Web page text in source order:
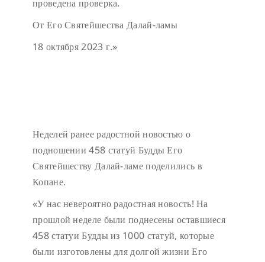
проведена проверка.
От Его Святейшества Далай-ламы
18 октября 2023 г.»
Неделей ранее радостной новостью о
подношении 458 статуй Будды Его
Святейшеству Далай-ламе поделились в
Копане.
«У нас невероятно радостная новость! На
прошлой неделе были поднесены оставшиеся
458 статуи Будды из 1000 статуй, которые
были изготовлены для долгой жизни Его